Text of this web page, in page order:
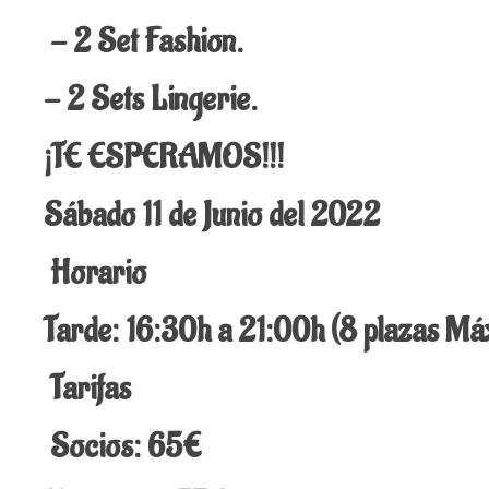
- 2 Set Fashion.
- 2 Sets Lingerie.
¡TE ESPERAMOS!!!
Sábado 11 de Junio del 2022
Horario
Tarde: 16:30h a 21:00h (8 plazas
Tarifas
Socios: 65€